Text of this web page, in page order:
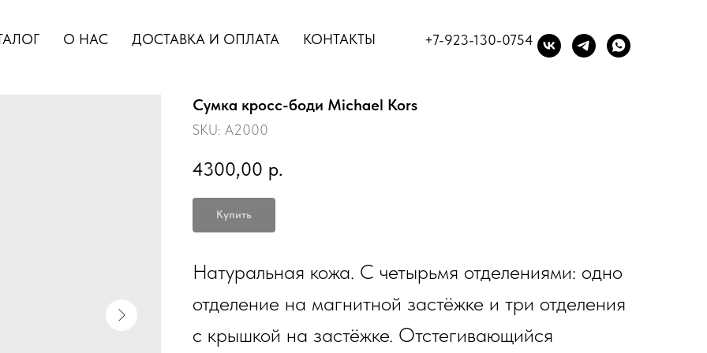
О НАС ДОСТАВКА И ОПЛАТА КОНТАКТЫ +7-923-130-0754
Сумка кросс-боди Michael Kors
SKU: A2000
4300,00 р.
Купить
Натуральная кожа. С четырьмя отделениями: одно
отделение на магнитной застёжке и три отделения
с крышкой на застёжке. Отстегивающийся